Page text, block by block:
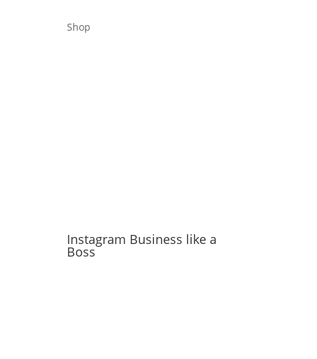
Shop
Instagram Business like a
Boss